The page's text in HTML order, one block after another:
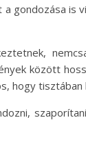
gondozása
között
hogy